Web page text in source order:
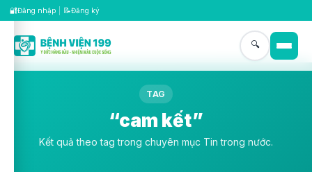
🔐Đăng nhập 📝Đăng ký
🔍
TAG
“cam kết”
Kết quả theo tag trong chuyên mục Tin trong nước.